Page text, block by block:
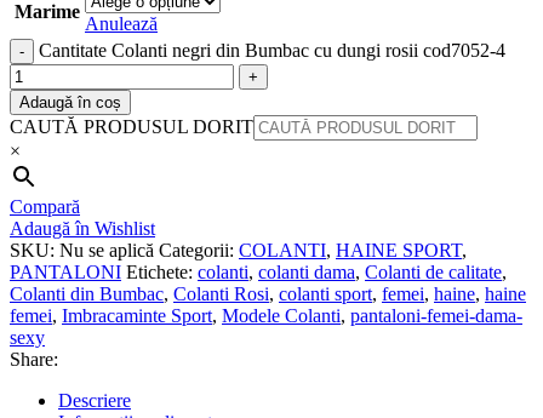
Marime
Anulează
Cantitate Colanti negri din Bumbac cu dungi rosii cod7052-4
Adaugă în coș
CAUTĂ PRODUSUL DORIT
×
Compară
Adaugă în Wishlist
SKU: Nu se aplică Categorii: COLANTI, HAINE SPORT,
PANTALONI Etichete: colanti, colanti dama, Colanti de calitate,
Colanti din Bumbac, Colanti Rosi, colanti sport, femei, haine, haine
femei, Imbracaminte Sport, Modele Colanti, pantaloni-femei-dama-
sexy
Share:
Descriere